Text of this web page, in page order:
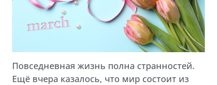
Повседневная жизнь полна странностей.
Ещё вчера казалось, что мир состоит из